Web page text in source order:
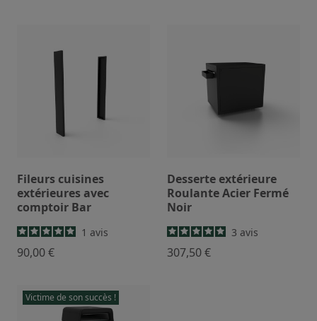
Fileurs cuisines
extérieures avec
comptoir Bar
1 avis
90,00 €
Desserte extérieure
Roulante Acier Fermé
Noir
3 avis
307,50 €
Victime de son succès !